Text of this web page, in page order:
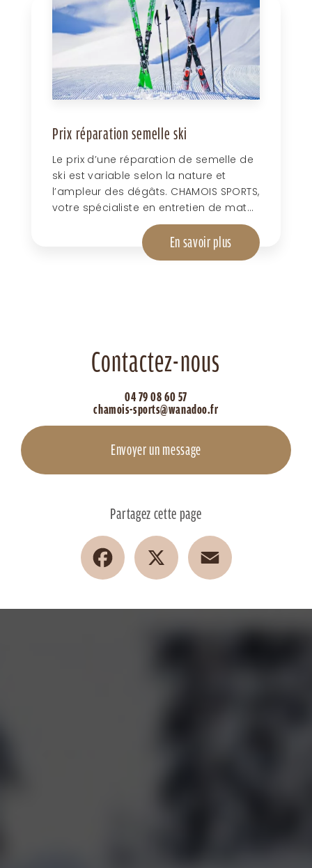
Prix réparation semelle ski
Le prix d’une réparation de semelle de
ski est variable selon la nature et
l’ampleur des dégâts. CHAMOIS SPORTS,
votre spécialiste en entretien de mat...
En savoir plus
Contactez-nous
04 79 08 60 57
chamois-sports@wanadoo.fr
Envoyer un message
Partagez cette page
Facebook